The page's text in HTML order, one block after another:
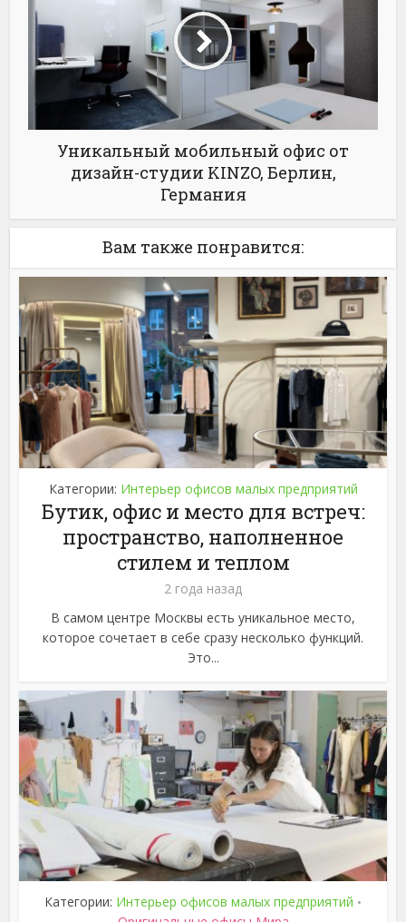
Уникальный мобильный офис от
дизайн-студии KINZO, Берлин,
Германия
Вам также понравится:
Категории: Интерьер офисов малых предприятий
Бутик, офис и место для встреч:
пространство, наполненное
стилем и теплом
2 года назад
В самом центре Москвы есть уникальное место,
которое сочетает в себе сразу несколько функций.
Это...
Категории: Интерьер офисов малых предприятий •